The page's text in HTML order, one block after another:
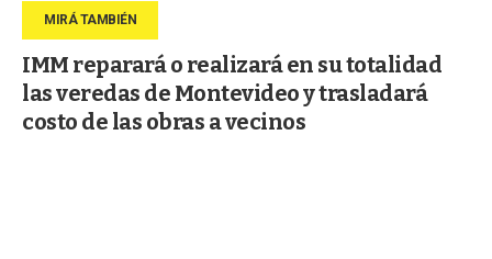
IMM reparará o realizará en su totalidad
las veredas de Montevideo y trasladará
costo de las obras a vecinos